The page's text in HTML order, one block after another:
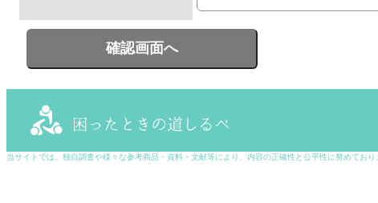
確認画面へ
当サイトでは、独自調査や様々な参考商品・資料・文献等により、内容の正確性と公平性に努めて